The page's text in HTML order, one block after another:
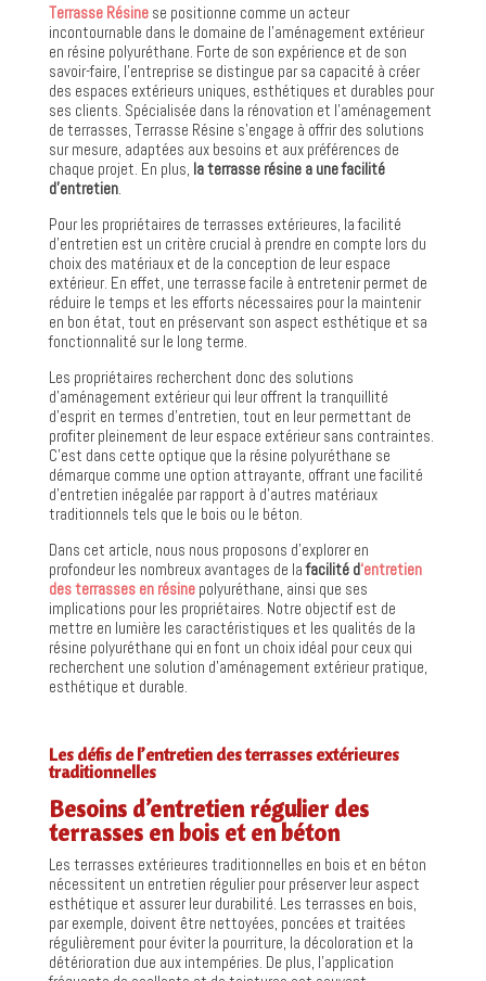
Terrasse Résine se positionne comme un acteur
incontournable dans le domaine de l’aménagement extérieur
en résine polyuréthane. Forte de son expérience et de son
savoir-faire, l’entreprise se distingue par sa capacité à créer
des espaces extérieurs uniques, esthétiques et durables pour
ses clients. Spécialisée dans la rénovation et l’aménagement
de terrasses, Terrasse Résine s’engage à offrir des solutions
sur mesure, adaptées aux besoins et aux préférences de
chaque projet. En plus, la terrasse résine a une facilité
d’entretien.
Pour les propriétaires de terrasses extérieures, la facilité
d’entretien est un critère crucial à prendre en compte lors du
choix des matériaux et de la conception de leur espace
extérieur. En effet, une terrasse facile à entretenir permet de
réduire le temps et les efforts nécessaires pour la maintenir
en bon état, tout en préservant son aspect esthétique et sa
fonctionnalité sur le long terme.
Les propriétaires recherchent donc des solutions
d’aménagement extérieur qui leur offrent la tranquillité
d’esprit en termes d’entretien, tout en leur permettant de
profiter pleinement de leur espace extérieur sans contraintes.
C’est dans cette optique que la résine polyuréthane se
démarque comme une option attrayante, offrant une facilité
d’entretien inégalée par rapport à d’autres matériaux
traditionnels tels que le bois ou le béton.
Dans cet article, nous nous proposons d’explorer en
profondeur les nombreux avantages de lafacilité d‘entretien
des terrasses en résinepolyuréthane, ainsi que ses
implications pour les propriétaires. Notre objectif est de
mettre en lumière les caractéristiques et les qualités de la
résine polyuréthane qui en font un choix idéal pour ceux qui
recherchent une solution d’aménagement extérieur pratique,
esthétique et durable.
Les défis de l’entretien des terrasses extérieures
traditionnelles
Besoins d’entretien régulier des
terrasses en bois et en béton
Les terrasses extérieures traditionnelles en bois et en béton
nécessitent un entretien régulier pour préserver leur aspect
esthétique et assurer leur durabilité. Les terrasses en bois,
par exemple, doivent être nettoyées, poncées et traitées
régulièrement pour éviter la pourriture, la décoloration et la
détérioration due aux intempéries. De plus, l’application